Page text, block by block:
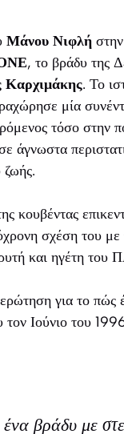
Μάνου Νιφλή
, το βράδυ της
Καρχιμάκης. Το
μία
τόσο στην
άγνωστα
κουβέντας
σχέση του
και ηγέτη
για το πώς
Ιούνιο του
βράδυ με